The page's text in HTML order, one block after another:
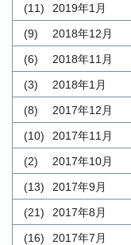
2019年1月
(11)
2018年12月
(9)
2018年11月
(6)
2018年1月
(3)
2017年12月
(8)
2017年11月
(10)
2017年10月
(2)
2017年9月
(13)
2017年8月
(21)
2017年7月
(16)